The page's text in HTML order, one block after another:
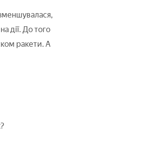
дії. До того
ракети. А